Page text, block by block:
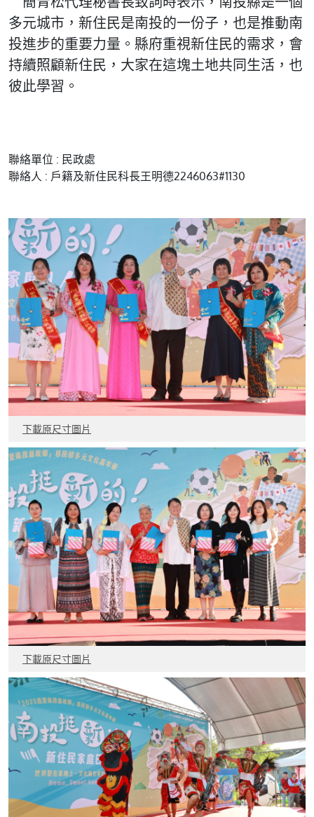
多元城市，新住民是南投的一份子，也是推動南
投進步的重要力量。縣府重視新住民的需求，會
持續照顧新住民，大家在這塊土地共同生活，也
彼此學習。
聯絡單位 : 民政處
聯絡人 : 戶籍及新住民科長王明德2246063#1130
下載原尺寸圖片
下載原尺寸圖片